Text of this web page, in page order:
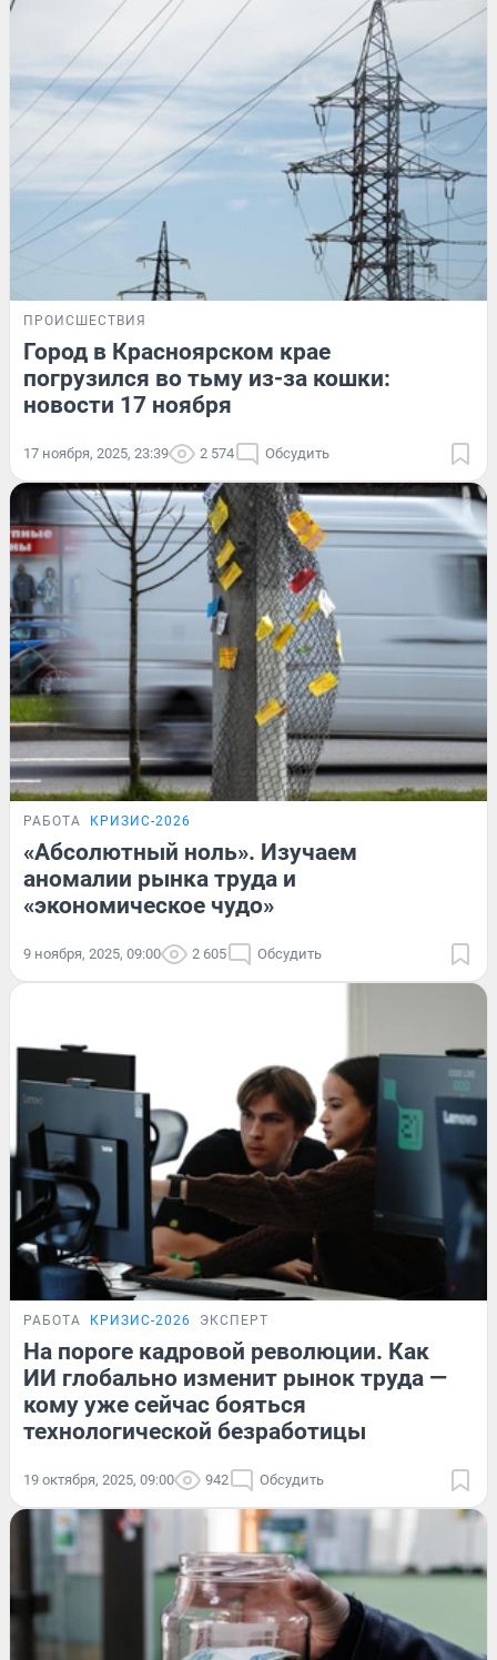
ПРОИСШЕСТВИЯ
Город в Красноярском крае
погрузился во тьму из-за кошки:
новости 17 ноября
17 ноября, 2025, 23:39 2 574 Обсудить
РАБОТА КРИЗИС-2026
«Абсолютный ноль». Изучаем
аномалии рынка труда и
«экономическое чудо»
9 ноября, 2025, 09:00 2 605 Обсудить
РАБОТА КРИЗИС-2026 ЭКСПЕРТ
На пороге кадровой революции. Как
ИИ глобально изменит рынок труда —
кому уже сейчас бояться
технологической безработицы
19 октября, 2025, 09:00 942 Обсудить